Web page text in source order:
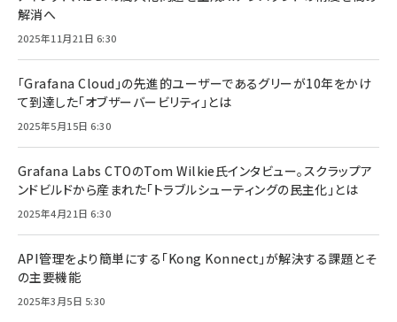
解消へ
2025年11月21日 6:30
「Grafana Cloud」の先進的ユーザーであるグリーが10年をかけ
て到達した「オブザーバービリティ」とは
2025年5月15日 6:30
Grafana Labs CTOのTom Wilkie氏インタビュー。スクラップア
ンドビルドから産まれた「トラブルシューティングの民主化」とは
2025年4月21日 6:30
API管理をより簡単にする「Kong Konnect」が解決する課題とそ
の主要機能
2025年3月5日 5:30